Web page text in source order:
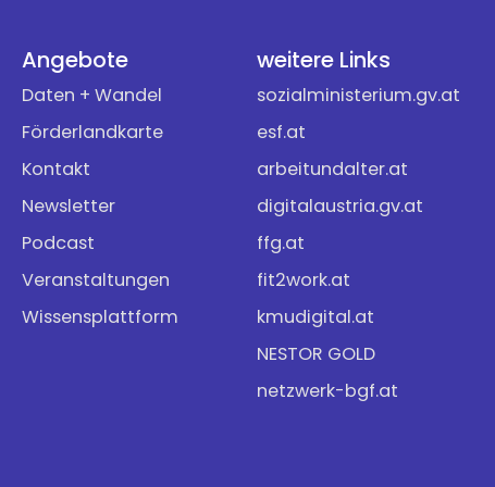
Angebote
Daten + Wandel
Förderlandkarte
Kontakt
Newsletter
Podcast
Veranstaltungen
Wissensplattform
weitere Links
sozialministerium.gv.at
esf.at
arbeitundalter.at
digitalaustria.gv.at
ffg.at
fit2work.at
kmudigital.at
NESTOR GOLD
netzwerk-bgf.at